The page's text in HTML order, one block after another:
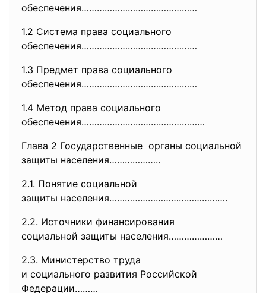
обеспечения………………………………………
1.2 Система права социального
обеспечения………………………………………
1.3 Предмет права социального
обеспечения………………………………………
1.4 Метод права социального
обеспечения…………………………………………
Глава 2 Государственные органы социальной
защиты населения………………..
2.1. Понятие социальной
защиты населения……………………………………….
2.2. Источники финансирования
социальной защиты населения…………………
2.3. Министерство труда
и социального развития Российской
Федерации………